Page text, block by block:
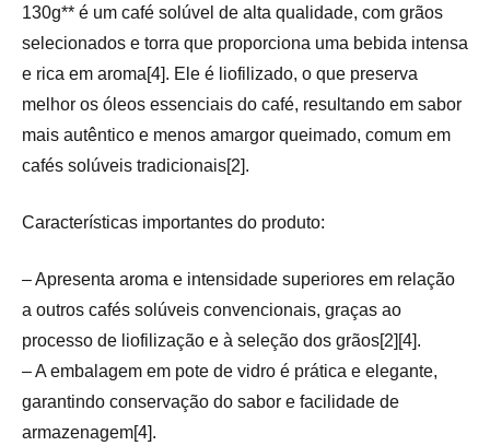
130g** é um café solúvel de alta qualidade, com grãos
selecionados e torra que proporciona uma bebida intensa
e rica em aroma[4]. Ele é liofilizado, o que preserva
melhor os óleos essenciais do café, resultando em sabor
mais autêntico e menos amargor queimado, comum em
cafés solúveis tradicionais[2].
Características importantes do produto:
– Apresenta aroma e intensidade superiores em relação
a outros cafés solúveis convencionais, graças ao
processo de liofilização e à seleção dos grãos[2][4].
– A embalagem em pote de vidro é prática e elegante,
garantindo conservação do sabor e facilidade de
armazenagem[4].